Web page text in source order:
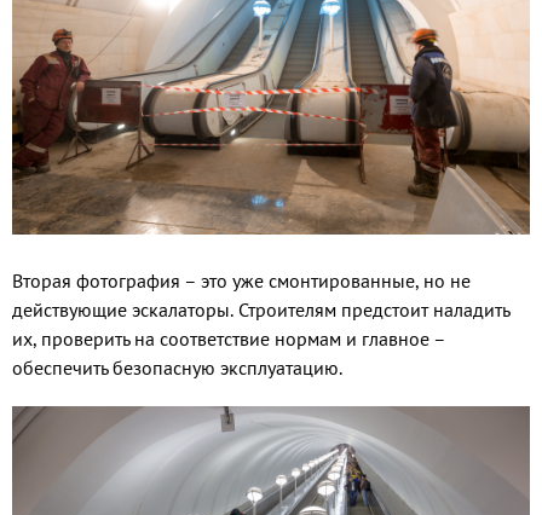
Вторая фотография – это уже смонтированные, но не
действующие эскалаторы. Строителям предстоит наладить
их, проверить на соответствие нормам и главное –
обеспечить безопасную эксплуатацию.